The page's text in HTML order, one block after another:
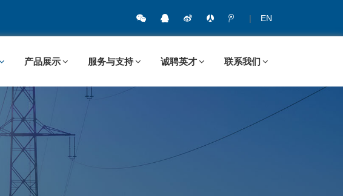
| EN
产品展示 服务与支持 诚聘英才 联系我们